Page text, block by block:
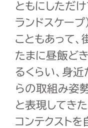
ともにしただ
ランドスケー
こともあって、
たまに昼飯ど
るくらい、身近
らの取組み姿
と表現してき
コンテクスト